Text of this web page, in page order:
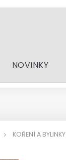
NOVINKY
KOŘENÍ A BYLINKY